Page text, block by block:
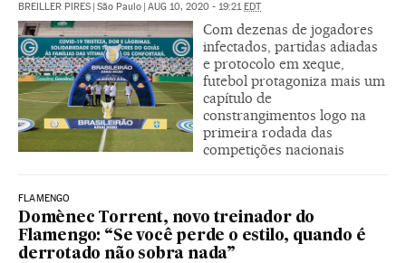
BREILLER PIRES | São Paulo | AUG 10, 2020 - 19:21EDT
Com dezenas de jogadores
infectados, partidas adiadas
e protocolo em xeque,
futebol protagoniza mais um
capítulo de
constrangimentos logo na
primeira rodada das
competições nacionais
FLAMENGO
Domènec Torrent, novo treinador do
Flamengo: “Se você perde o estilo, quando é
derrotado não sobra nada”